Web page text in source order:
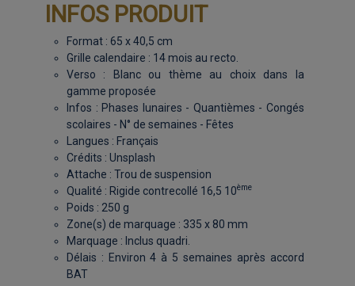
INFOS PRODUIT
Format : 65 x 40,5 cm
Grille calendaire : 14 mois au recto.
Verso : Blanc ou thème au choix dans la
gamme proposée
Infos : Phases lunaires - Quantièmes - Congés
scolaires - N° de semaines - Fêtes
Langues : Français
Crédits : Unsplash
Attache : Trou de suspension
Qualité : Rigide contrecollé 16,5 10ème
Poids : 250 g
Zone(s) de marquage : 335 x 80 mm
Marquage : Inclus quadri.
Délais : Environ 4 à 5 semaines après accord
BAT